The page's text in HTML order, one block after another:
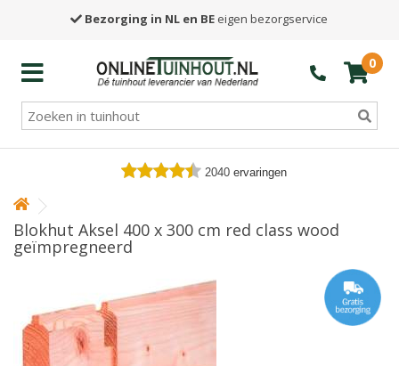
Bezorging in NL en BE eigen bezorgservice
0
2040 ervaringen
Blokhut Aksel 400 x 300 cm red class wood
geïmpregneerd